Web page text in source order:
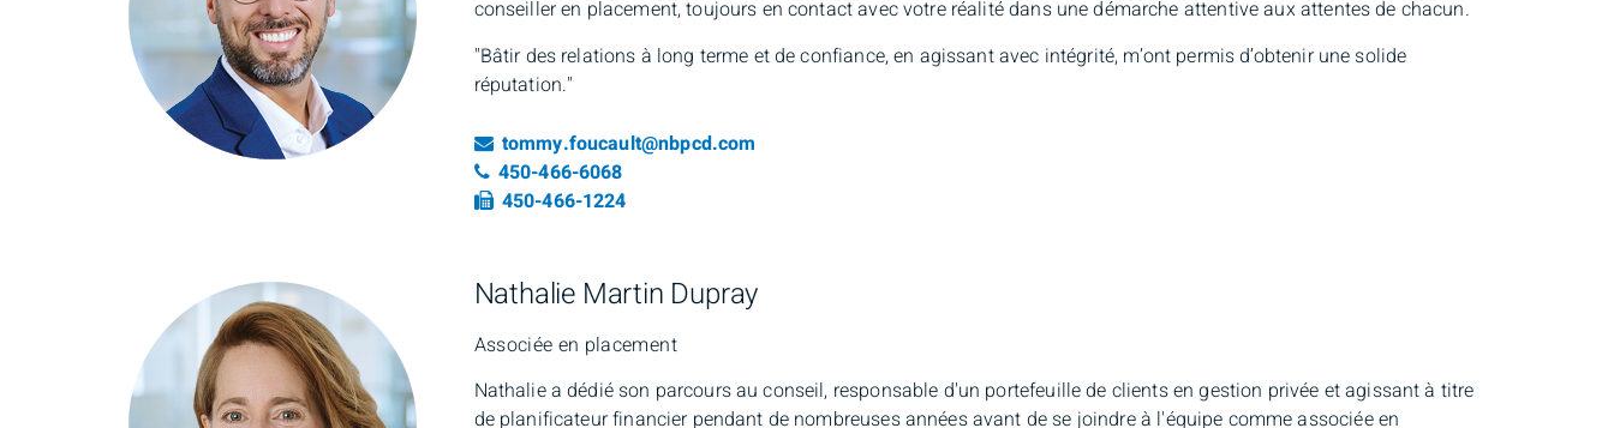
conseiller en placement, toujours en contact avec votre réalité dans une démarche attentive aux attentes de chacun.
"Bâtir des relations à long terme et de confiance, en agissant avec intégrité, m’ont permis d’obtenir une solide
réputation."
Email
tommy.foucault@nbpcd.com
Numéro de téléphone
450-466-6068
Fax
450-466-1224
Nathalie Martin Dupray
Associée en placement
Nathalie a dédié son parcours au conseil, responsable d'un portefeuille de clients en gestion privée et agissant à titre
de planificateur financier pendant de nombreuses années avant de se joindre à l'équipe comme associée en